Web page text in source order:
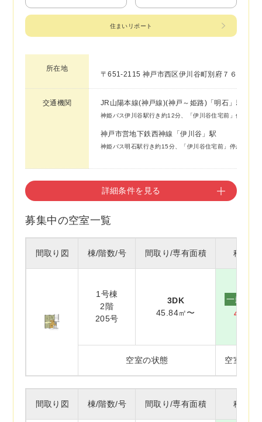
住まいリポート
所在地
〒651-2115 神戸市西区伊川谷町別府７６６
交通機関 JR山陽本線(神戸線)(神戸～姫路)「明石」駅
神姫バス伊川谷駅行き約12分、「伊川谷住宅前」停から徒
神戸市営地下鉄西神線「伊川谷」駅
神姫バス明石駅行き約15分、「伊川谷住宅前」停から徒歩
詳細条件を見る
募集中の空室一覧
間取り図 棟/階数/号 間取り/専有面積 種別/
1号棟
2階
205号
3DK
45.84㎡〜
一般賃貸
空室の状態 空室(入
間取り図 棟/階数/号 間取り/専有面積 種別/